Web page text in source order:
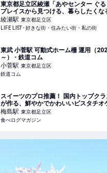
東京都足立区綾瀬「あやセンター ぐ
プレイスから見つける、暮らしたく
- 好きな街・住みたい街・私の街
綾瀬駅 東京都足立区
LIFE LIST - 好きな街・住みたい街・私の街
東武 小菅駅 可動式ホーム柵 運用（
～） - 鉄道コム
小菅駅 東京都足立区
鉄道コム
スイーツのプロ推薦！ 国内トップク
が作る、鮮やかでかわいいピスタチオ
グマガジン
梅島駅 東京都足立区
食べログマガジン